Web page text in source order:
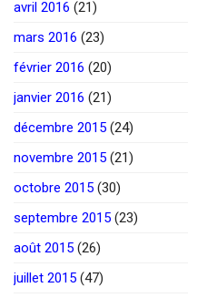
avril 2016 (21)
mars 2016 (23)
février 2016 (20)
janvier 2016 (21)
décembre 2015 (24)
novembre 2015 (21)
octobre 2015 (30)
septembre 2015 (23)
août 2015 (26)
juillet 2015 (47)